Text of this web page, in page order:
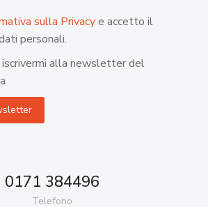
sulla Privacye accetto il
personali.
alla newsletter del
0171 384496
Telefono